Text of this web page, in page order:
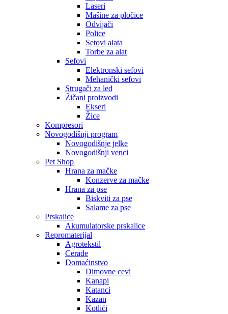
Laseri
Mašine za pločice
Odvijači
Police
Setovi alata
Torbe za alat
Sefovi
Elektronski sefovi
Mehanički sefovi
Strugači za led
Žičani proizvodi
Ekseri
Žice
Kompresori
Novogodišnji program
Novogodišnje jelke
Novogodišnji venci
Pet Shop
Hrana za mačke
Konzerve za mačke
Hrana za pse
Biskviti za pse
Salame za pse
Prskalice
Akumulatorske prskalice
Repromaterijal
Agrotekstil
Cerade
Domaćinstvo
Dimovne cevi
Kanapi
Katanci
Kazan
Kotlići